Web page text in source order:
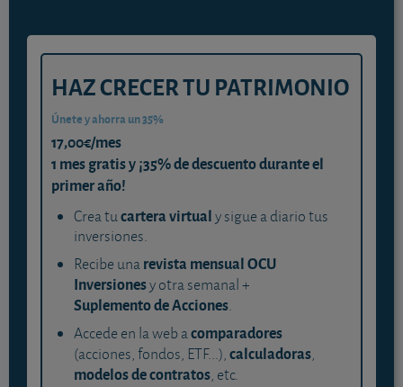
HAZ CRECER TU PATRIMONIO
Únete y ahorra un 35%
17,00€/mes
1 mes gratis y ¡35% de descuento durante el
primer año!
Crea tucartera virtualy sigue a diario tus
inversiones.
Recibe unarevista mensual OCU
Inversionesy otra semanal +
Suplemento de Acciones.
Accede en la web acomparadores
(acciones, fondos, ETF...),calculadoras,
modelos de contratos, etc.